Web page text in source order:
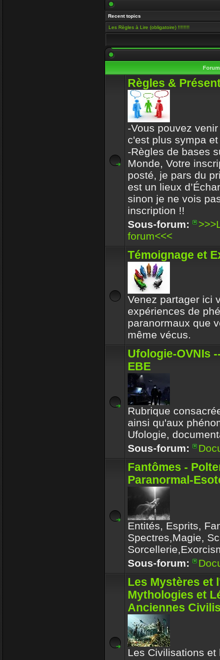
Salut Venusia, oui je
histoire de conserver
15 Mai 2019 00:13
Il y a encore quelqu'un
VénusiaBis
10 Mai 2019 11:53
Merci frérot d'avoir,
ans
mastercoach
31 Déc 2017 10:32
l-iap-t3413.html
Enjoy
30 Déc 2017 16:47
Bon voyage frerot
Enjoy
30 Déc 2017 16:32
Circle avait toujours
respectait
Enjoy
30 Déc 2017 16:32
Recent topics
Les Règles à Lire (obligatoire) !!!!!!!!
Règles &
-Vous pouvez
c'est plus sympa
-Règles de bases
Monde, Votre
posté, je pars du
est un lieux
sinon je ne vois
inscription !!
Sous-forum:
forum<<<
Témoignage et
Venez partager ici
expériences de
paranormaux que
même vécus.
Ufologie-OVNIs
EBE
Rubrique
ainsi qu'aux
Ufologie,
Sous-forum:
Fantômes -
Paranormal-
Entités, Esprits,
Spectres,Magie,
Sous-forum:
Les Mystères et
Mythologies et
Anciennes
Les Civilisations